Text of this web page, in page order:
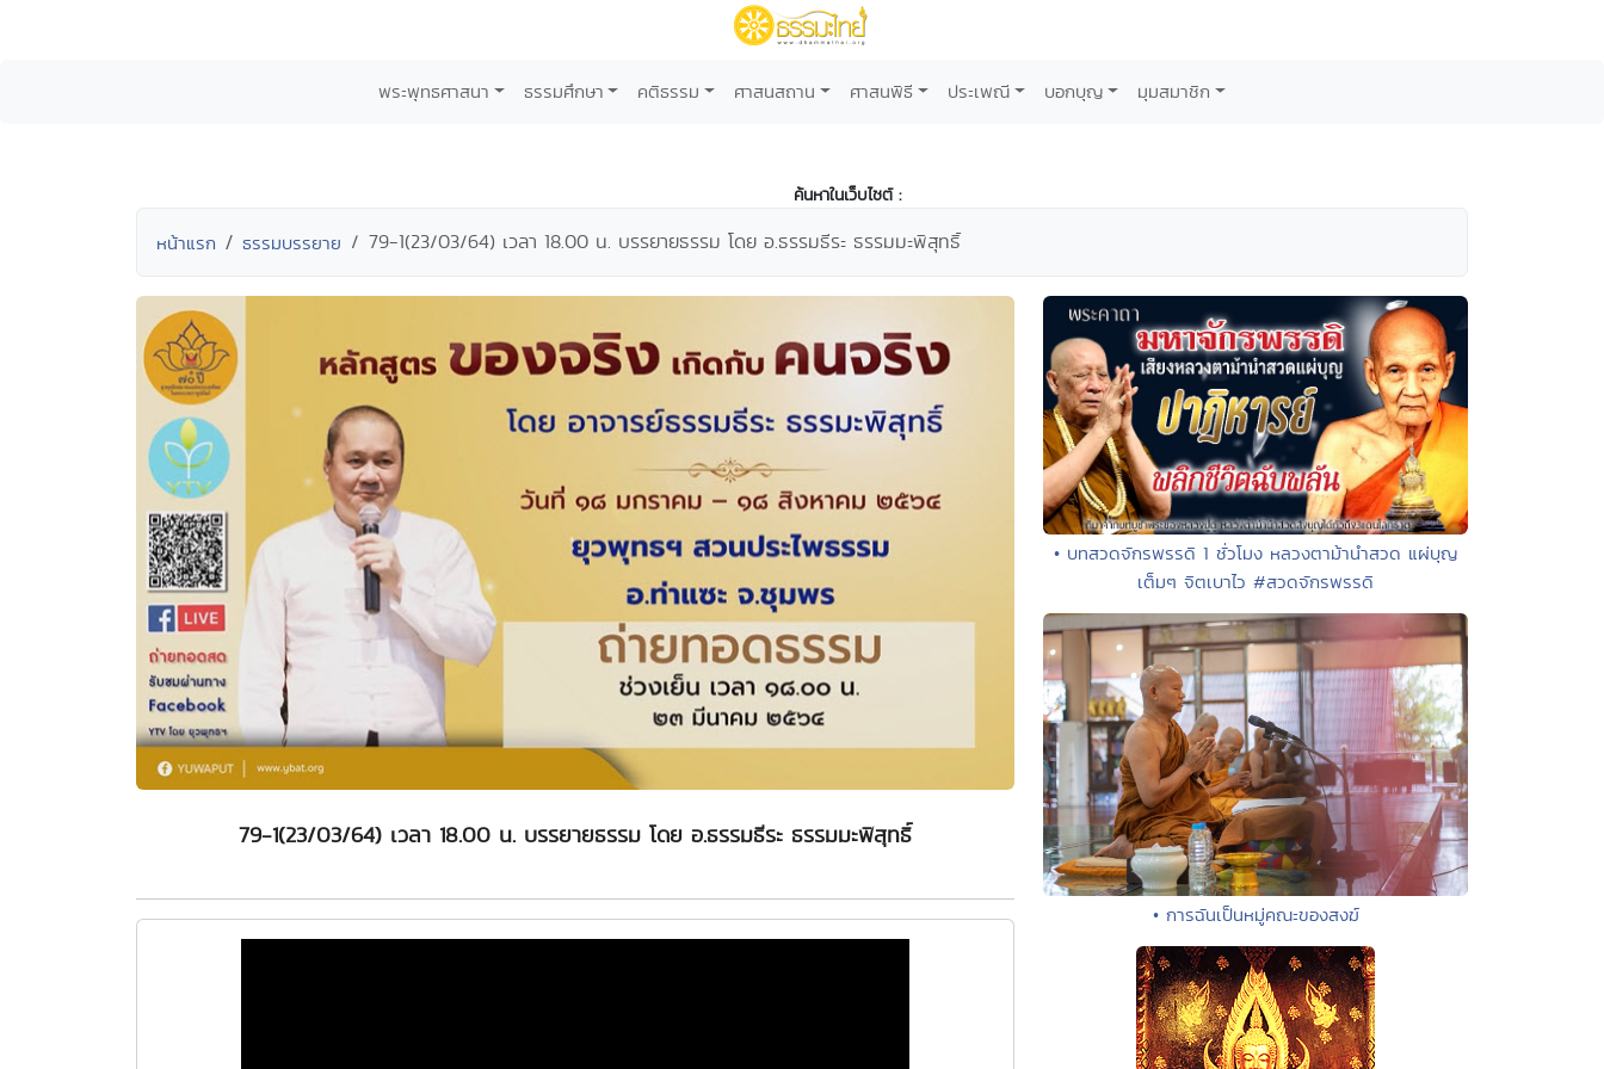
พระพุทธศาสนา ธรรมศึกษา คติธรรม ศาสนสถาน ศาสนพิธี ประเพณี บอกบุญ มุมสมาชิก
ค้นหาในเว็บไซต์ :
หน้าแรก ธรรมบรรยาย 79-1(23/03/64) เวลา 18.00 น. บรรยายธรรม โดย อ.ธรรมธีระ ธรรมมะพิสุทธิ์
79-1(23/03/64) เวลา 18.00 น. บรรยายธรรม โดย อ.ธรรมธีระ ธรรมมะพิสุทธิ์
• บทสวดจักรพรรดิ 1 ชั่วโมง หลวงตาม้านำสวด แผ่บุญ
เต็มๆ จิตเบาไว #สวดจักรพรรดิ
• การฉันเป็นหมู่คณะของสงฆ์